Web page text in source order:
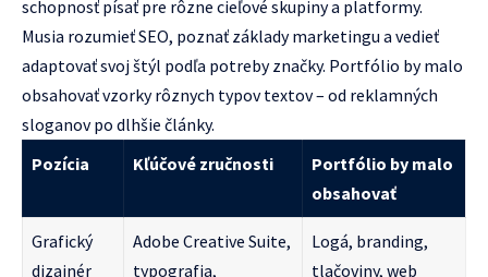
schopnosť písať pre rôzne cieľové skupiny a platformy.
Musia rozumieť SEO, poznať základy marketingu a vedieť
adaptovať svoj štýl podľa potreby značky. Portfólio by malo
obsahovať vzorky rôznych typov textov – od reklamných
sloganov po dlhšie články.
Pozícia
Kľúčové zručnosti
Portfólio by malo
obsahovať
Grafický
dizajnér
Adobe Creative Suite,
typografia,
Logá, branding,
tlačoviny, web